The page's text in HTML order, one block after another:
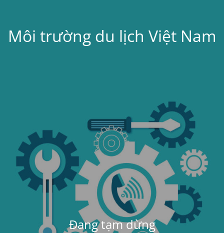
Môi trường du lịch Việt Nam
Đang tạm dừng